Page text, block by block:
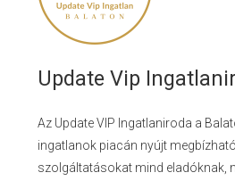
Update Vip
Az Update VIP Ingatlaniroda a
ingatlanok piacán nyújt
szolgáltatásokat mind eladóknak,